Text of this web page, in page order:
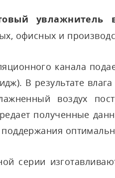
увлажнитель
офисных и
канала
В результате
воздух
полученные
поддержания
серии